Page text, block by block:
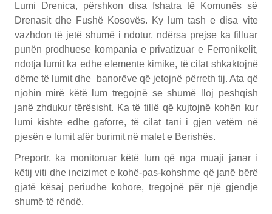
Lumi Drenica, përshkon disa fshatra të Komunës së
Drenasit dhe Fushë Kosovës. Ky lum tash e disa vite
vazhdon të jetë shumë i ndotur, ndërsa prejse ka filluar
punën prodhuese kompania e privatizuar e Ferronikelit,
ndotja lumit ka edhe elemente kimike, të cilat shkaktojnë
dëme të lumit dhe banorëve që jetojnë përreth tij. Ata që
njohin mirë këtë lum tregojnë se shumë lloj peshqish
janë zhdukur tërësisht. Ka të tillë që kujtojnë kohën kur
lumi kishte edhe gaforre, të cilat tani i gjen vetëm në
pjesën e lumit afër burimit në malet e Berishës.
Preportr, ka monitoruar këtë lum që nga muaji janar i
këtij viti dhe incizimet e kohë-pas-kohshme që janë bërë
gjatë kësaj periudhe kohore, tregojnë për një gjendje
shumë të rëndë.